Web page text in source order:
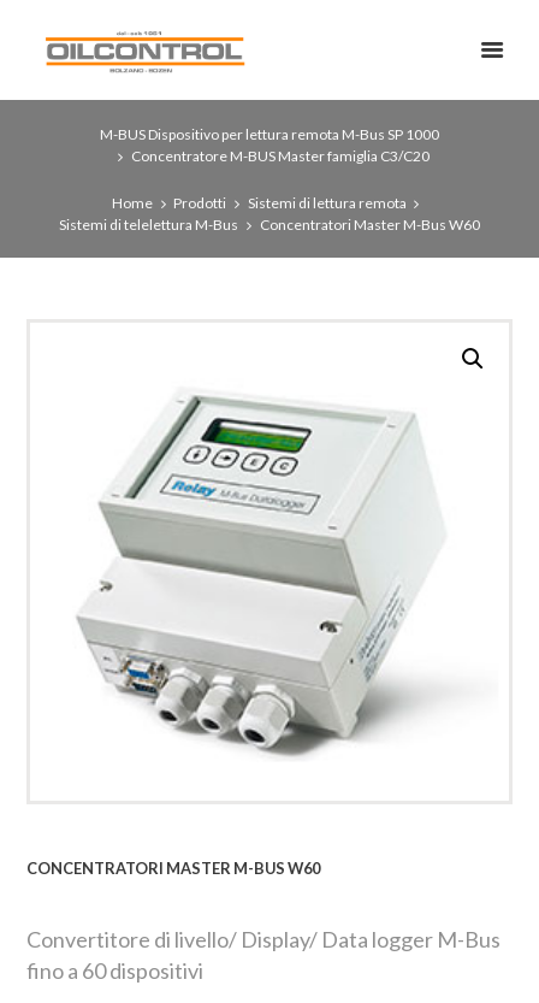
M-BUS Dispositivo per lettura remota M-Bus SP 1000
Concentratore M-BUS Master famiglia C3/C20
Home Prodotti
Sistemi di lettura remota
Sistemi di telelettura M-Bus
Concentratori Master M-Bus W60
CONCENTRATORI MASTER M-BUS W60
Convertitore di livello/ Display/ Data logger M-Bus
fino a 60 dispositivi